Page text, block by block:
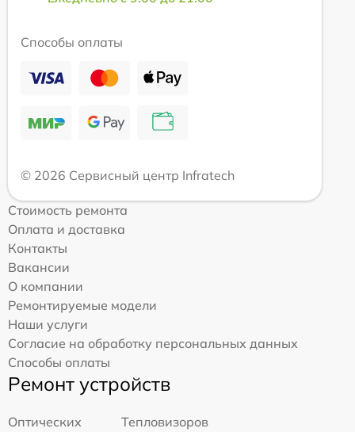
Способы оплаты
© 2026 Сервисный центр Infratech
Стоимость ремонта
Оплата и доставка
Контакты
Вакансии
О компании
Ремонтируемые модели
Наши услуги
Согласие на обработку персональных данных
Способы оплаты
Ремонт устройств
Оптических
Тепловизоров